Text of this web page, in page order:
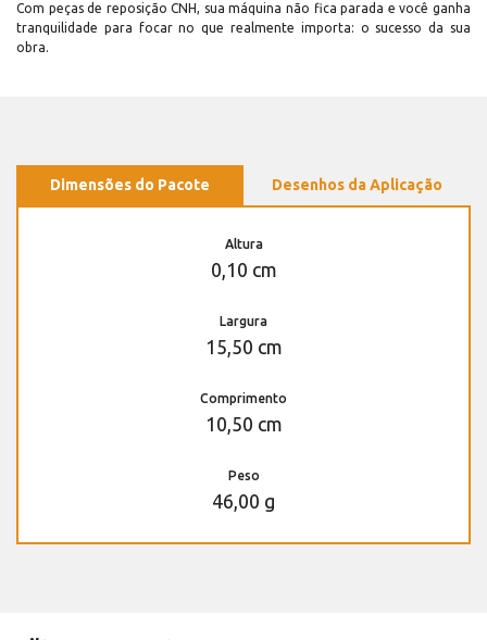
Com peças de reposição CNH, sua máquina não fica parada e você ganha
tranquilidade para focar no que realmente importa: o sucesso da sua
obra.
Dimensões do Pacote Desenhos da Aplicação
Altura
0,10 cm
Largura
15,50 cm
Comprimento
10,50 cm
Peso
46,00 g